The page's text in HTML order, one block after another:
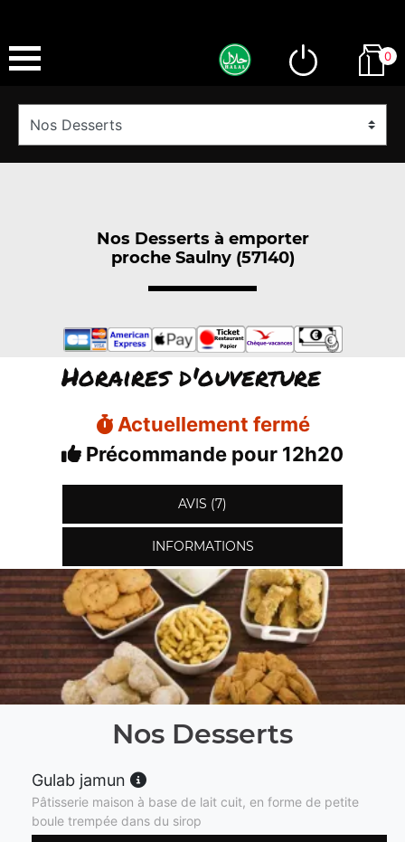
0
Nos Desserts à emporter
proche Saulny (57140)
Horaires d'ouverture
Actuellement fermé
Précommande pour 12h20
AVIS (7)
INFORMATIONS
Nos Desserts
Gulab jamun
Pâtisserie maison à base de lait cuit, en forme de petite
boule trempée dans du sirop